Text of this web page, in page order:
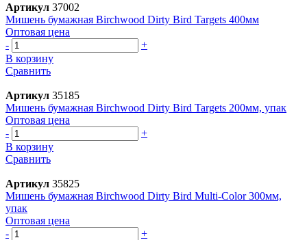
Артикул 37002
Мишень бумажная Birchwood Dirty Bird Targets 400мм
Оптовая цена
-
+
В корзину
Сравнить
Артикул 35185
Мишень бумажная Birchwood Dirty Bird Targets 200мм, упак
Оптовая цена
-
+
В корзину
Сравнить
Артикул 35825
Мишень бумажная Birchwood Dirty Bird Multi-Color 300мм,
упак
Оптовая цена
-
+